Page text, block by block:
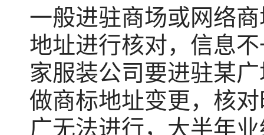
一般进驻商场或网络
地址进行核对，信息
家服装公司要进驻某
做商标地址变更，核
广无法进行，大半年